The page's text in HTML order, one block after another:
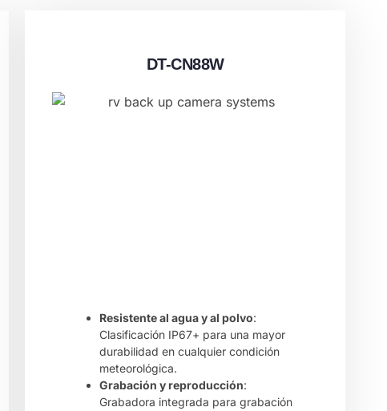
DT-CN88W
Resistente al agua y al polvo:
Clasificación IP67+ para una mayor
durabilidad en cualquier condición
meteorológica.
Grabación y reproducción:
Grabadora integrada para grabación